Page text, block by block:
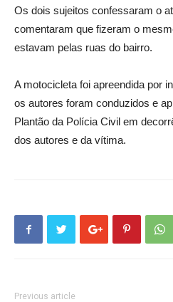
Os dois sujeitos confessaram o
comentaram que fizeram o
estavam pelas ruas do bairro.
A motocicleta foi apreendida por
os autores foram conduzidos e
Plantão da Polícia Civil em
dos autores e da vítima.
Previous article